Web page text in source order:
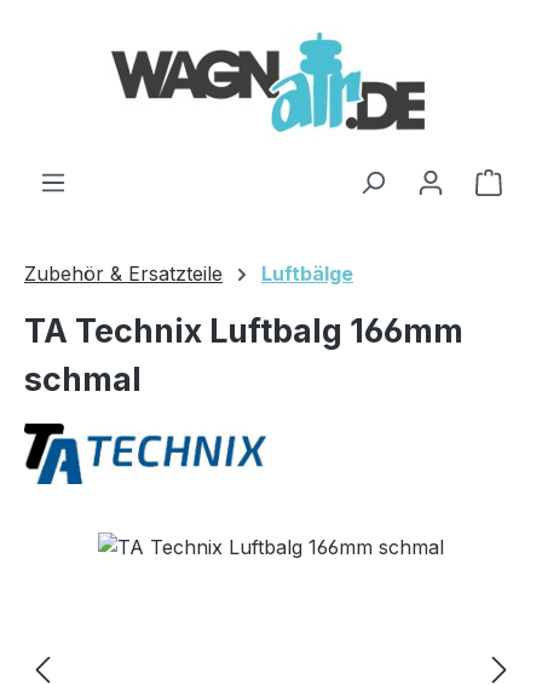
Zubehör & Ersatzteile Luftbälge
TA Technix Luftbalg 166mm
schmal
Bildergalerie überspringen